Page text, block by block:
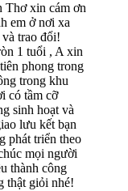
Thơ xin cám ơn
em ở nơi xa
trao đổi!
1 tuổi , A xin
phong trong
trong khu
có tầm cỡ
sinh hoạt và
lưu kết bạn
phát triển theo
mọi người
thành công
thật giỏi nhé!